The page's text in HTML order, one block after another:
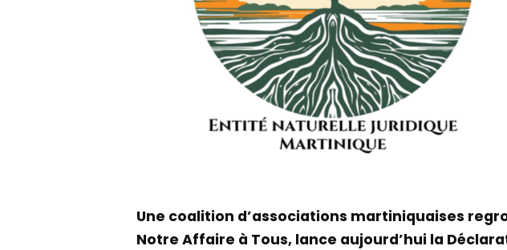
Une coalition d’associations martiniquaises
Notre Affaire à Tous, lance aujourd’hui la